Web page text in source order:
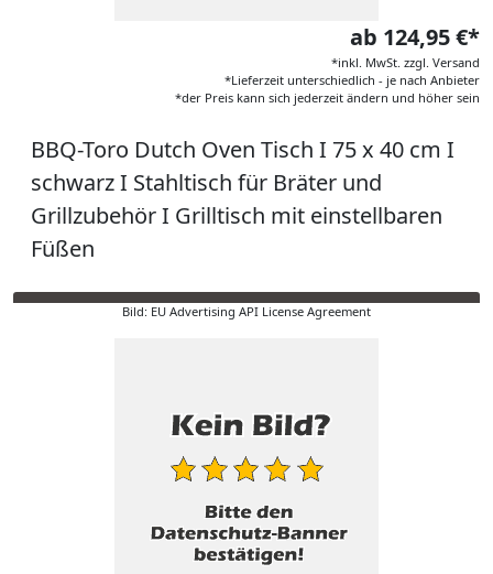
ab 124,95 €*
*inkl. MwSt. zzgl. Versand
*Lieferzeit unterschiedlich - je nach Anbieter
*der Preis kann sich jederzeit ändern und höher sein
BBQ-Toro Dutch Oven Tisch I 75 x 40 cm I
schwarz I Stahltisch für Bräter und
Grillzubehör I Grilltisch mit einstellbaren
Füßen
Bild: EU Advertising API License Agreement